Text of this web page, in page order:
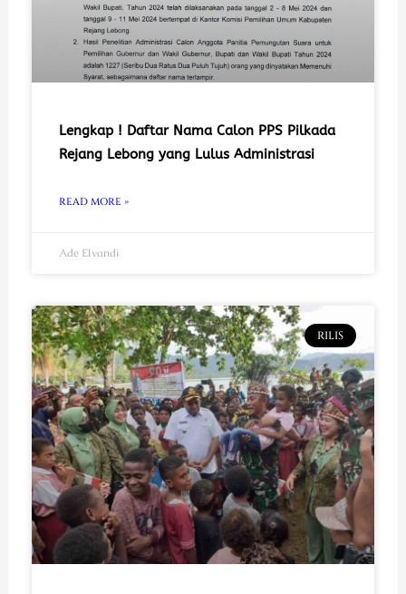
Lengkap ! Daftar Nama Calon PPS Pilkada
Rejang Lebong yang Lulus Administrasi
READ MORE »
Ade Elvandi
RILIS